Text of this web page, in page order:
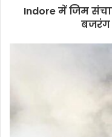
Indore में जिम
बजरंग